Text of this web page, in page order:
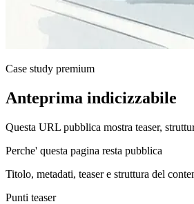
Case study premium
Anteprima indicizzabile
Questa URL pubblica mostra teaser,
Perche' questa pagina resta pubblica
Titolo, metadati, teaser e struttura del
Punti teaser